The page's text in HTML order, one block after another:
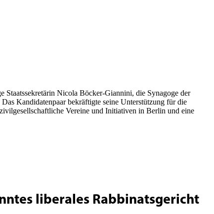
Nicola Böcker-Giannini, die Synagoge der
Kandidatenpaar bekräftigte seine Unterstützung für die
Vereine und Initiativen in Berlin und eine
liberales Rabbinatsgericht